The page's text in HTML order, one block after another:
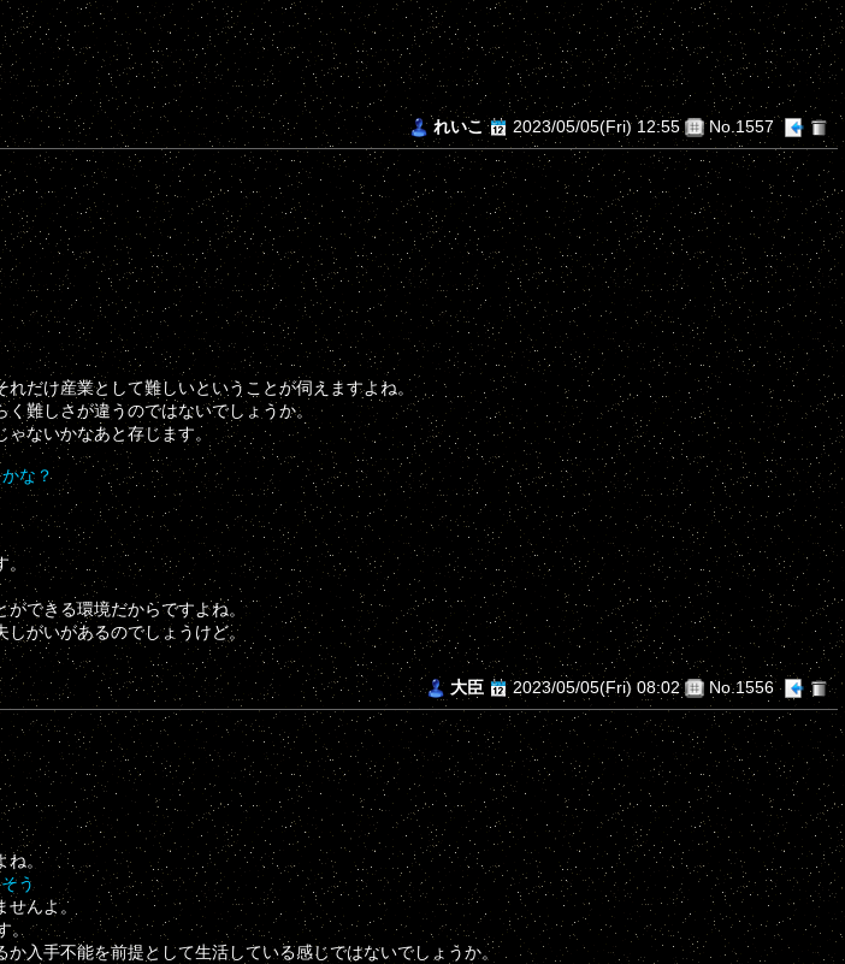
れいこ
2023/05/05(Fri) 12:55 No.1557
だけ産業として難しいということが伺えますよね。
難しさが違うのではないでしょうか。
ないかなあと存じます。
な？
できる環境だからですよね。
がいがあるのでしょうけど。
大臣
2023/05/05(Fri) 08:02 No.1556
ね。
う
せんよ。
入手不能を前提として生活している感じではないでしょうか。